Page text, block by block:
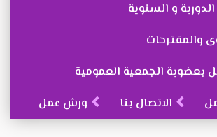
الدورية و السنوية
والمقترحات
بعضوية الجمعية العمومية
الاتصال بنا ورش عمل